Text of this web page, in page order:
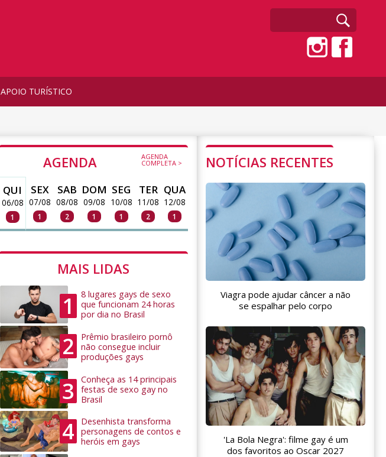
APOIO TURÍSTICO
AGENDA AGENDA
COMPLETA >
QUI
06/08
1
SEX
07/08
1
SAB
08/08
2
DOM
09/08
1
SEG
10/08
1
TER
11/08
2
QUA
12/08
1
MAIS LIDAS
1
8 lugares gays de sexo
que funcionam 24 horas
por dia no Brasil
2
Prêmio brasileiro pornô
não consegue incluir
produções gays
3
Conheça as 14 principais
festas de sexo gay no
Brasil
4
Desenhista transforma
personagens de contos e
heróis em gays
NOTÍCIAS RECENTES
Viagra pode ajudar câncer a não
se espalhar pelo corpo
'La Bola Negra': filme gay é um
dos favoritos ao Oscar 2027